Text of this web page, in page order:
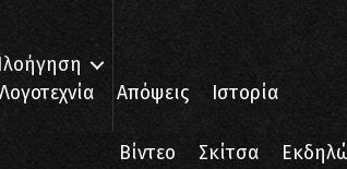
Λογοτεχνία Απόψεις Ιστορία
Βίντεο Σκίτσα
για τα fake news, που μάλλον κυνηγάει